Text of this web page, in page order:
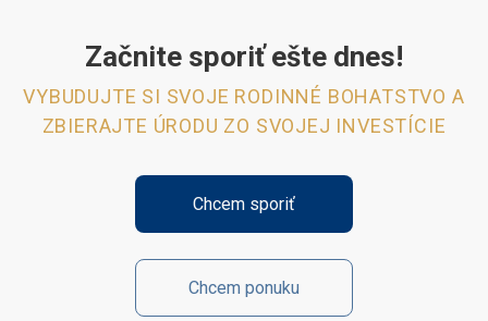
Začnite sporiť ešte dnes!
VYBUDUJTE SI SVOJE RODINNÉ BOHATSTVO A
ZBIERAJTE ÚRODU ZO SVOJEJ INVESTÍCIE
Chcem sporiť
Chcem ponuku